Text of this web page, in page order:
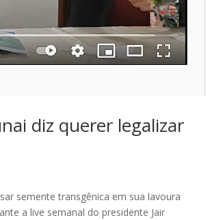
diz querer legalizar
semente transgênica em sua lavoura
a live semanal do presidente Jair